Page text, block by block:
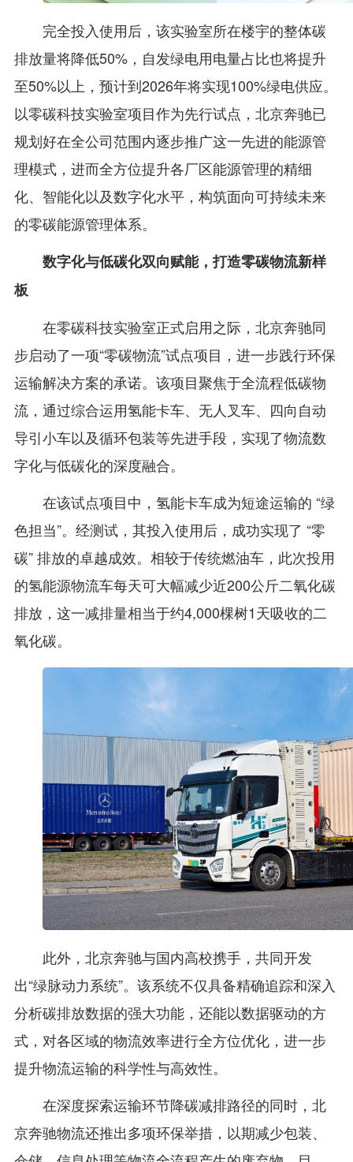
完全投入使用后，该实验室所在楼宇的整体碳
排放量将降低50%，自发绿电用电量占比也将提升
至50%以上，预计到2026年将实现100%绿电供应。
以零碳科技实验室项目作为先行试点，北京奔驰已
规划好在全公司范围内逐步推广这一先进的能源管
理模式，进而全方位提升各厂区能源管理的精细
化、智能化以及数字化水平，构筑面向可持续未来
的零碳能源管理体系。
数字化与低碳化双向赋能，打造零碳物流新样
板
在零碳科技实验室正式启用之际，北京奔驰同
步启动了一项“零碳物流”试点项目，进一步践行环保
运输解决方案的承诺。该项目聚焦于全流程低碳物
流，通过综合运用氢能卡车、无人叉车、四向自动
导引小车以及循环包装等先进手段，实现了物流数
字化与低碳化的深度融合。
在该试点项目中，氢能卡车成为短途运输的 “绿
色担当”。经测试，其投入使用后，成功实现了 “零
碳” 排放的卓越成效。相较于传统燃油车，此次投用
的氢能源物流车每天可大幅减少近200公斤二氧化碳
排放，这一减排量相当于约4,000棵树1天吸收的二
氧化碳。
此外，北京奔驰与国内高校携手，共同开发
出“绿脉动力系统”。该系统不仅具备精确追踪和深入
分析碳排放数据的强大功能，还能以数据驱动的方
式，对各区域的物流效率进行全方位优化，进一步
提升物流运输的科学性与高效性。
在深度探索运输环节降碳减排路径的同时，北
京奔驰物流还推出多项环保举措，以期减少包装、